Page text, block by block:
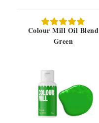
Colour Mill Oil Blend
Green